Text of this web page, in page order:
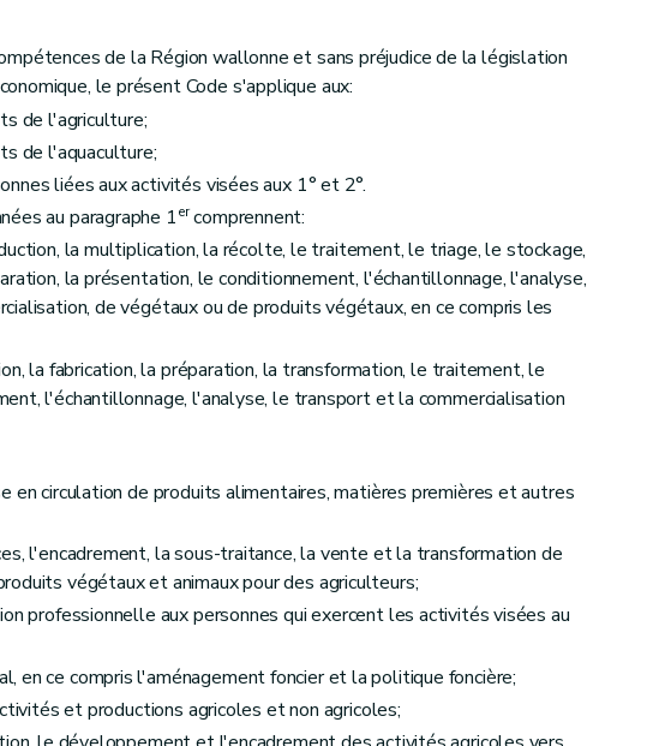
wallonnes
au collège des producteurs
et de veille scientifique
l'agriculture
de l'agriculture wallonne
de la Région wallonne et sans préjudice de la législation
le présent Code s'applique aux:
de l'agriculture;
de l'aquaculture;
liées aux activités visées aux 1° et 2°.
au paragraphe 1ercomprennent:
la multiplication, la récolte, le traitement, le triage, le stockage,
la présentation, le conditionnement, l'échantillonnage, l'analyse,
de végétaux ou de produits végétaux, en ce compris les
la fabrication, la préparation, la transformation, le traitement, le
l'échantillonnage, l'analyse, le transport et la commercialisation
en circulation de produits alimentaires, matières premières et autres
l'encadrement, la sous-traitance, la vente et la transformation de
végétaux et animaux pour des agriculteurs;
professionnelle aux personnes qui exercent les activités visées au
en ce compris l'aménagement foncier et la politique foncière;
et productions agricoles et non agricoles;